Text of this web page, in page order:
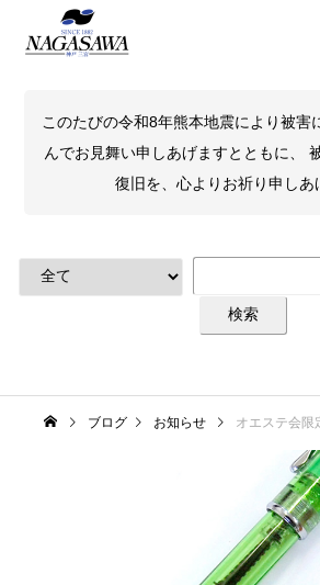
このたびの令和8年熊本地震により被害
んでお見舞い申しあげますとともに、
復旧を、心よりお祈り申しあ
ブログ お知らせ オエステ会限定万年筆『プレラ パ